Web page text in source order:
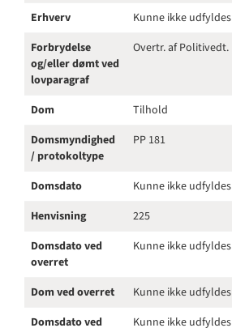
Erhverv
Kunne ikke udfyldes
Forbrydelse
og/eller dømt ved
lovparagraf
Overtr. af Politivedt.
Dom
Tilhold
Domsmyndighed
/ protokoltype
PP 181
Domsdato
Kunne ikke udfyldes
Henvisning
225
Domsdato ved
overret
Kunne ikke udfyldes
Dom ved overret
Kunne ikke udfyldes
Domsdato ved
Kunne ikke udfyldes